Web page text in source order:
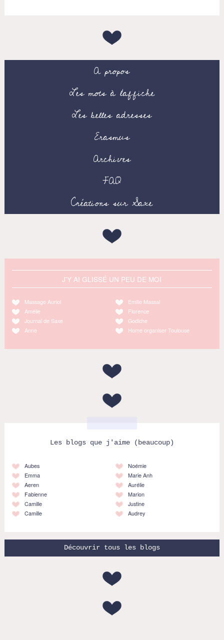
A propos
Les mots à l’affiche
Les belles adresses
Erasmus
Archives
FAQ
Créations sur Saxe
J'Y AI GLISSÉ UN PEU DE MOI
Massage Auriol
Amélie
Journal de Saxe
Anne
Emilie Massal
Florence
Godiche
Home organiser Toulouse
Les blogs que j'aime (beaucoup)
Aubes
Emma
Aeren
Fabienne
Camille
Camille
Noémie
Marie Anh
Aurélie
Marion
Justine
Audrey
Découvrir tous les blogs